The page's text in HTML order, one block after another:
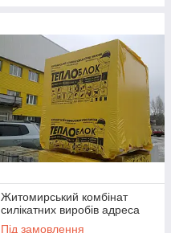
Житомирський комбінат
силікатних виробів адреса
Під замовлення